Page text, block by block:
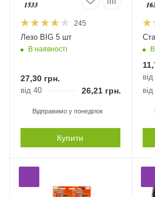
245
Лезо ВІG 5 шт
В наявності
27,30 грн.
від 40 26,21 грн.
Відправимо у понеділок
Купити